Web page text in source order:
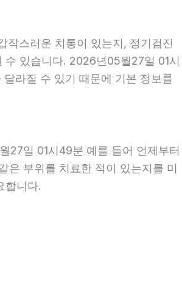
스러운 치통이 있는지, 정기검진
수 있습니다. 2026년05월27일 01시
라질 수 있기 때문에 기본 정보를
27일 01시49분 예를 들어 언제부터
은 부위를 치료한 적이 있는지를 미
합니다.